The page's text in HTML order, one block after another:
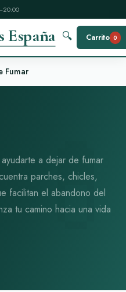
España 🔍 Carrito 0
Fumar
a dejar de fumar
parches, chicles,
facilitan el abandono del
tu camino hacia una vida